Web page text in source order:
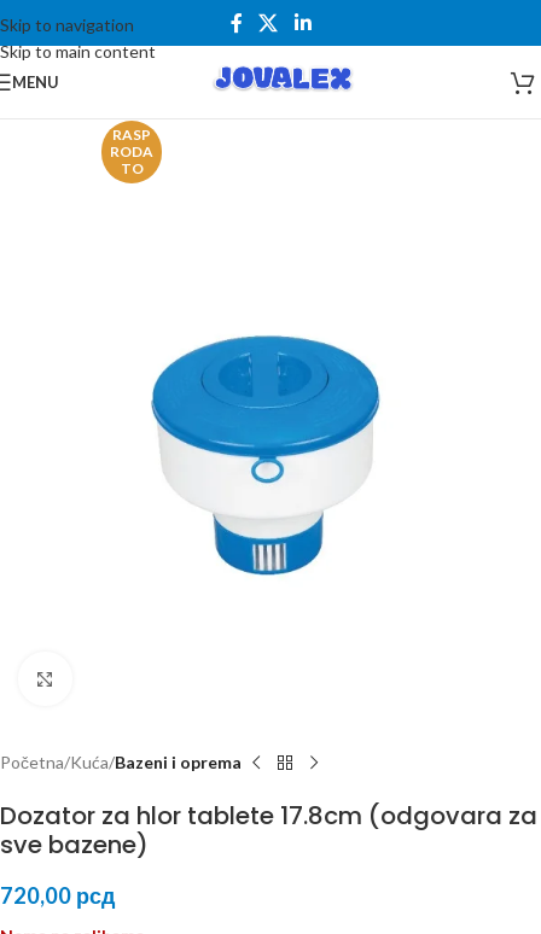
Skip to navigation
Skip to main content
MENU
RASP
RODA
TO
Početna Kuća Bazeni i oprema
Dozator za hlor tablete 17.8cm (odgovara za
sve bazene)
720,00 рсд